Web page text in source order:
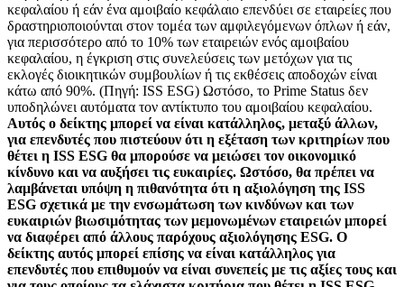
κεφαλαίου ή εάν ένα αμοιβαίο κεφάλαιο επενδύει σε εταιρείες που
δραστηριοποιούνται στον τομέα των αμφιλεγόμενων όπλων ή εάν,
για περισσότερο από το 10% των εταιρειών ενός αμοιβαίου
κεφαλαίου, η έγκριση στις συνελεύσεις των μετόχων για τις
εκλογές διοικητικών συμβουλίων ή τις εκθέσεις αποδοχών είναι
κάτω από 90%. (Πηγή: ISS ESG) Ωστόσο, το Prime Status δεν
υποδηλώνει αυτόματα τον αντίκτυπο του αμοιβαίου κεφαλαίου.
Αυτός ο δείκτης μπορεί να είναι κατάλληλος, μεταξύ άλλων,
για επενδυτές που πιστεύουν ότι η εξέταση των κριτηρίων που
θέτει η ISS ESG θα μπορούσε να μειώσει τον οικονομικό
κίνδυνο και να αυξήσει τις ευκαιρίες. Ωστόσο, θα πρέπει να
λαμβάνεται υπόψη η πιθανότητα ότι η αξιολόγηση της ISS
ESG σχετικά με την ενσωμάτωση των κινδύνων και των
ευκαιριών βιωσιμότητας των μεμονωμένων εταιρειών μπορεί
να διαφέρει από άλλους παρόχους αξιολόγησης ESG. Ο
δείκτης αυτός μπορεί επίσης να είναι κατάλληλος για
επενδυτές που επιθυμούν να είναι συνεπείς με τις αξίες τους και